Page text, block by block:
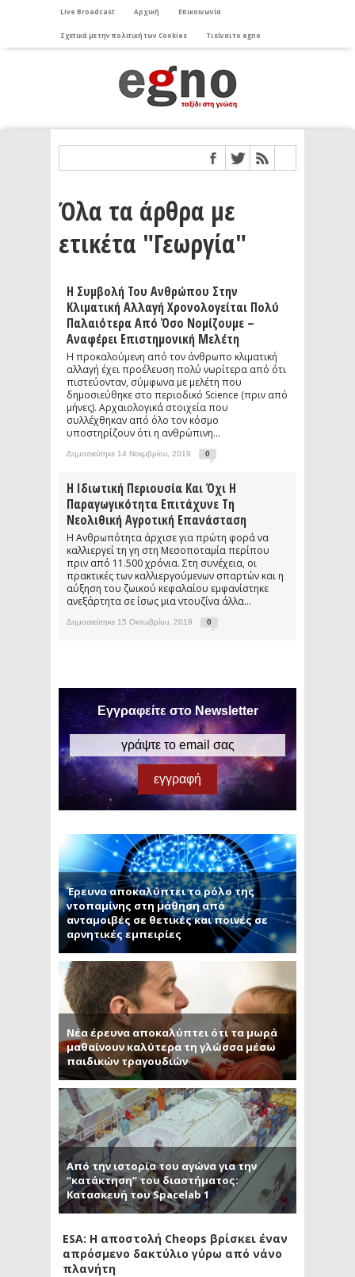
Live Broadcast Αρχική Επικοινωνία
Σχετικά με την πολιτική των Cookies Τι είναι το egno
Όλα τα άρθρα με
ετικέτα "Γεωργία"
Η Συμβολή Του Ανθρώπου Στην
Κλιματική Αλλαγή Χρονολογείται Πολύ
Παλαιότερα Από Όσο Νομίζουμε –
Αναφέρει Επιστημονική Μελέτη
Η προκαλούμενη από τον άνθρωπο κλιματική
αλλαγή έχει προέλευση πολύ νωρίτερα από ότι
πιστεύονταν, σύμφωνα με μελέτη που
δημοσιεύθηκε στο περιοδικό Science (πριν από
μήνες). Αρχαιολογικά στοιχεία που
συλλέχθηκαν από όλο τον κόσμο
υποστηρίζουν ότι η ανθρώπινη...
Δημοσιεύτηκε 14 Νοεμβρίου, 2019 0
Η Ιδιωτική Περιουσία Και Όχι Η
Παραγωγικότητα Επιτάχυνε Τη
Νεολιθική Αγροτική Επανάσταση
Η Ανθρωπότητα άρχισε για πρώτη φορά να
καλλιεργεί τη γη στη Μεσοποταμία περίπου
πριν από 11.500 χρόνια. Στη συνέχεια, οι
πρακτικές των καλλιεργούμενων σπαρτών και η
αύξηση του ζωικού κεφαλαίου εμφανίστηκε
ανεξάρτητα σε ίσως μια ντουζίνα άλλα...
Δημοσιεύτηκε 15 Οκτωβρίου, 2019 0
Εγγραφείτε στο Newsletter
Έρευνα αποκαλύπτει το ρόλο της
ντοπαμίνης στη μάθηση από
ανταμοιβές σε θετικές και ποινές σε
αρνητικές εμπειρίες
Νέα έρευνα αποκαλύπτει ότι τα μωρά
μαθαίνουν καλύτερα τη γλώσσα μέσω
παιδικών τραγουδιών
Από την ιστορία του αγώνα για την
“κατάκτηση” του διαστήματος:
Κατασκευή του Spacelab 1
ESA: Η αποστολή Cheops βρίσκει έναν
απρόσμενο δακτύλιο γύρω από νάνο
πλανήτη